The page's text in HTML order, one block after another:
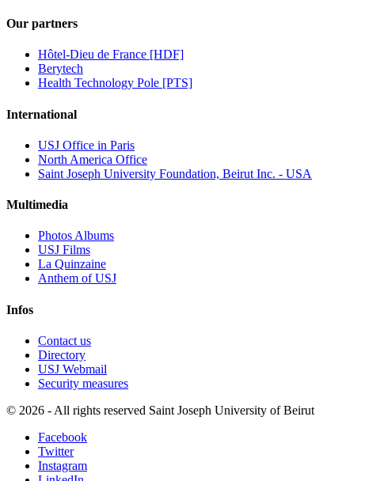
Our partners
Hôtel-Dieu de France [HDF]
Berytech
Health Technology Pole [PTS]
International
USJ Office in Paris
North America Office
Saint Joseph University Foundation, Beirut Inc. - USA
Multimedia
Photos Albums
USJ Films
La Quinzaine
Anthem of USJ
Infos
Contact us
Directory
USJ Webmail
Security measures
© 2026 - All rights reserved Saint Joseph University of Beirut
Facebook
Twitter
Instagram